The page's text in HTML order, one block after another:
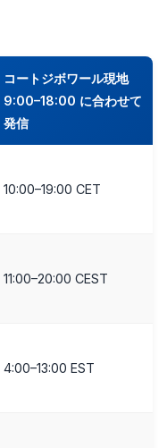
コートジボワール現地
9:00–18:00 に合わせて
発信
10:00–19:00 CET
11:00–20:00 CEST
4:00–13:00 EST